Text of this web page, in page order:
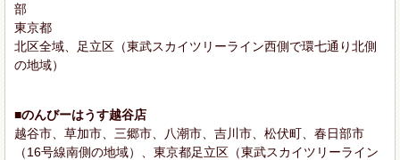
部
東京都
北区全域、足立区（東武スカイツリーライン西側で環七通り北側
の地域）
■のんびーはうす越谷店
越谷市、草加市、三郷市、八潮市、吉川市、松伏町、春日部市
（16号線南側の地域）、東京都足立区（東武スカイツリーライン